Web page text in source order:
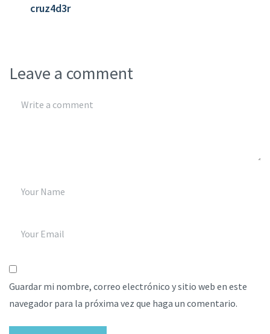
cruz4d3r
Leave a comment
Guardar mi nombre, correo electrónico y sitio web en este
navegador para la próxima vez que haga un comentario.